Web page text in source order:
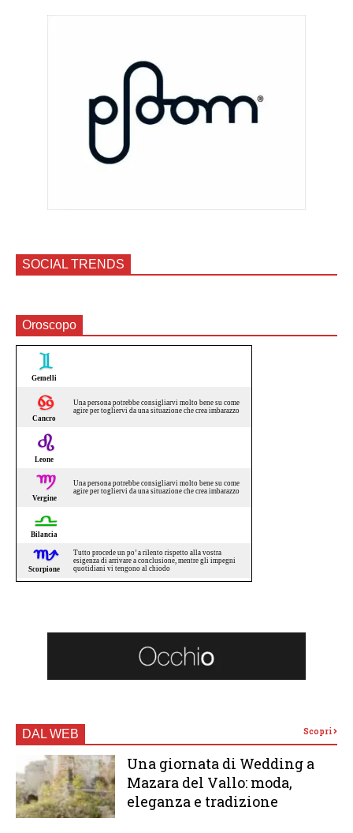
SOCIAL TRENDS
Oroscopo
DAL WEB Scopri
Una giornata di Wedding a
Mazara del Vallo: moda,
eleganza e tradizione